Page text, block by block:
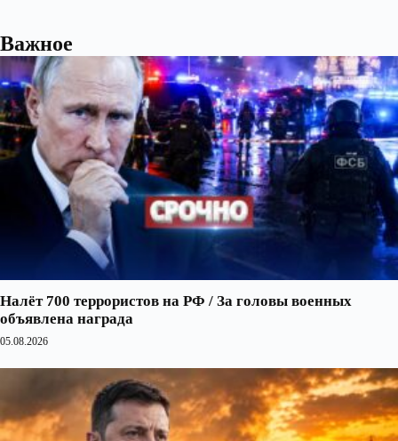
Важное
Налёт 700 террористов на РФ / За головы военных
объявлена награда
05.08.2026